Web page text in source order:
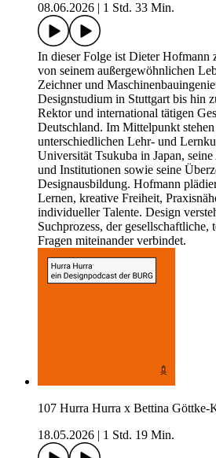
08.06.2026
1 Std. 33 Min.
In dieser Folge ist Dieter Hofmann
von seinem außergewöhnlichen
Zeichner und
Designstudium in Stuttgart bis hin
Rektor und international tätigen
Deutschland. Im Mittelpunkt
unterschiedlichen Lehr- und
Universität Tsukuba in Japan,
und Institutionen sowie seine
Designausbildung. Hofmann
Lernen, kreative Freiheit,
individueller Talente. Design
Suchprozess, der
Fragen miteinander verbindet.
107 Hurra Hurra x Bettina Göttke-
18.05.2026
1 Std. 19 Min.